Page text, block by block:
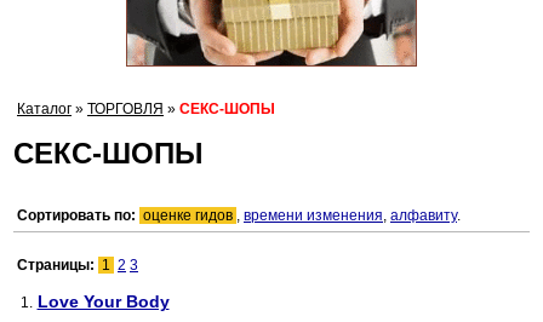
Каталог » ТОРГОВЛЯ » СЕКС-ШОПЫ
СЕКС-ШОПЫ
Сортировать по: оценке гидов , времени изменения, алфавиту.
Страницы: 1 2 3
1. Love Your Body